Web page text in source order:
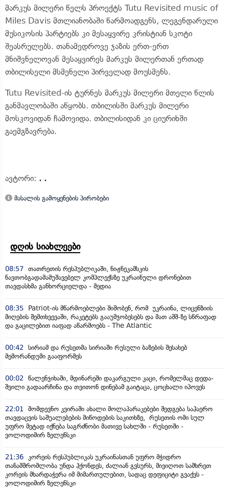
მარკუს მილერი წელს პროექტს Tutu Revisited music of
Miles Davis მთლიანობაში წარმოადგენს, ლეგენდარული
მუსიკოსის პარტიებს კი მესაყვირე კრისტიან სკოტი
შეასრულებს. თანამედროვე ჯაზის ერთ-ერთ
მნიშვნელოვან მესაყვირეს მარკუს მილერთან ერთად
თბილისელი მსმენელი პირველად მოუსმენს.
Tutu Revisited-ის ტურნეს მარკუს მილერი მთელი წლის
განმავლობაში აწყობს. თბილისში მარკუს მილერი
მოსკოვიდან ჩამოვიდა. თბილისიდან კი ციურიხში
გაემგზავრება.
ავტორი: . .
მასალის გამოყენების პირობები
დღის სიახლეები
08:57 თათრეთის რესპუბლიკაში, ნიჟნეკამსკის
ნავთობგადამამუშავებელ კომპლექსზე უკრაინული დრონებით
თავდასხმა განხორციელდა - მედია
08:35
Patriot-ის მწარმოებლები შიშობენ, რომ უკრაინა, ლიცენზიის
მიღების შემთხვევაში, რაკეტებს გააუმჯობესებს და მათ აშშ-ზე სწრაფად
და გაცილებით იაფად აწარმოებს - The Atlantic
00:42 სირიამ და რუსეთმა სირიაში რუსული ბაზების შესახებ
მემორანდუმი გააფორმეს
00:02 წალენჯიხაში, მდინარეში დაკარგული კაცი, რომელმაც დედა-
შვილი გადაარჩინა და თვითონ დინებამ გაიტაცა, ცოცხალი იპოვეს
22:01 მომდევნო კვირაში ახალი მოლაპარაკებები შედგება საჰაერო
თავდაცვის საშუალებების მიწოდების საკითხზე, რუსეთის ომი სულ
უფრო მეტად იქნება საგრძნობი მათივე სახლში - რუსეთში -
ვოლოდიმირ ზელენსკი
21:36 კორეის რესპუბლიკას უკრაინასთან უფრო მჭიდრო
თანამშრომლობა უნდა ჰქონდეს, ძალიან გვსურს, მივიღოთ სამხრეთ
კორეის მხარდაჭერა იმ მიმართულებით, სადაც დეფიციტი გვაქვს -
ვოლოდიმირ ზელენსკი